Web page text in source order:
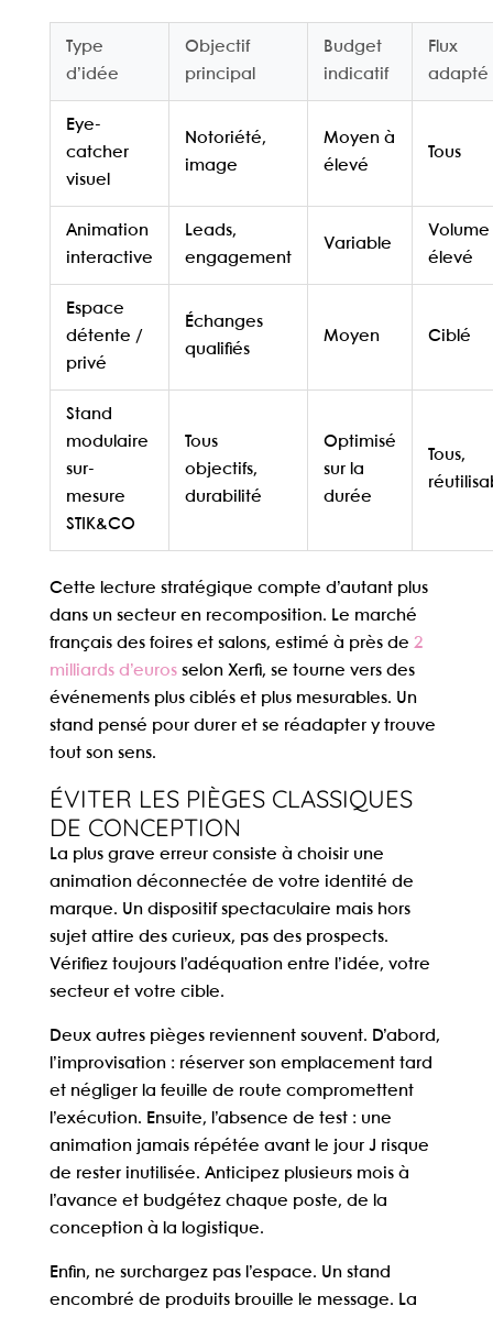
Type
d’idée
Objectif
principal
Budget
indicatif
Flux
adapté
Eye-
catcher
visuel
Notoriété,
image
Moyen à
élevé
Tous
Animation
interactive
Leads,
engagement
Variable
Volume
élevé
Espace
détente /
privé
Échanges
qualifiés
Moyen Ciblé
Stand
modulaire
sur-
mesure
STIK&CO
Tous
objectifs,
durabilité
Optimisé
sur la
durée
Tous,
Cette lecture stratégique compte d’autant plus
dans un secteur en recomposition. Le marché
français des foires et salons, estimé à près de 2
milliards d’eurosselon Xerfi, se tourne vers des
événements plus ciblés et plus mesurables. Un
stand pensé pour durer et se réadapter y trouve
tout son sens.
ÉVITER LES PIÈGES CLASSIQUES
DE CONCEPTION
La plus grave erreur consiste à choisir une
animation déconnectée de votre identité de
marque. Un dispositif spectaculaire mais hors
sujet attire des curieux, pas des prospects.
Vérifiez toujours l’adéquation entre l’idée, votre
secteur et votre cible.
Deux autres pièges reviennent souvent. D’abord,
l’improvisation : réserver son emplacement tard
et négliger la feuille de route compromettent
l’exécution. Ensuite, l’absence de test : une
animation jamais répétée avant le jour J risque
de rester inutilisée. Anticipez plusieurs mois à
l’avance et budgétez chaque poste, de la
conception à la logistique.
Enfin, ne surchargez pas l’espace. Un stand
encombré de produits brouille le message. La